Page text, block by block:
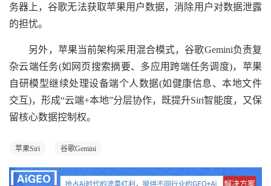
务器上，谷歌无法获取苹果用户数据，消除用户对数据泄露
的担忧。
另外，苹果当前架构采用混合模式，谷歌Gemini负责复
杂云端任务(如网页搜索摘要、多应用跨端任务调度)，苹果
自研模型继续处理设备端个人数据(如健康信息、本地文件
交互)，形成“云端+本地”分层协作，既提升Siri智能度，又保
留核心数据控制权。
苹果Siri 谷歌Gemini